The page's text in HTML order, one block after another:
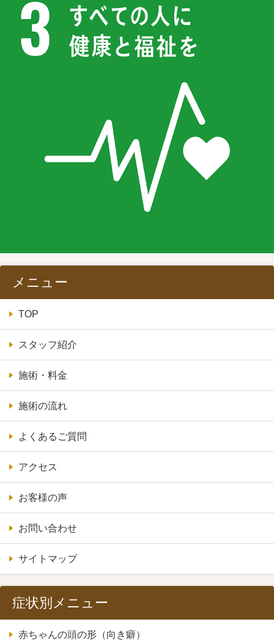
メニュー
TOP
スタッフ紹介
施術・料金
施術の流れ
よくあるご質問
アクセス
お客様の声
お問い合わせ
サイトマップ
症状別メニュー
赤ちゃんの頭の形（向き癖）